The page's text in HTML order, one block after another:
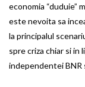
economia “duduie”
este nevoita sa
la principalul
spre criza chiar si in
independentei BNR